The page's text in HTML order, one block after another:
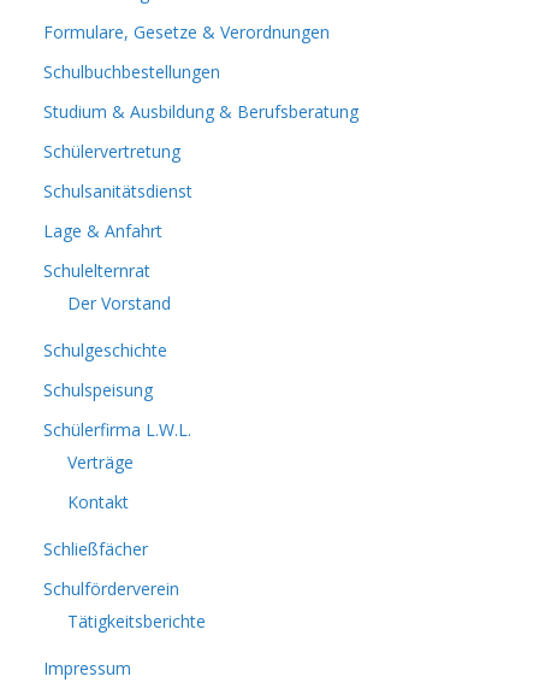
Formulare, Gesetze & Verordnungen
Schulbuchbestellungen
Studium & Ausbildung & Berufsberatung
Schülervertretung
Schulsanitätsdienst
Lage & Anfahrt
Schulelternrat
Der Vorstand
Schulgeschichte
Schulspeisung
Schülerfirma L.W.L.
Verträge
Kontakt
Schließfächer
Schulförderverein
Tätigkeitsberichte
Impressum